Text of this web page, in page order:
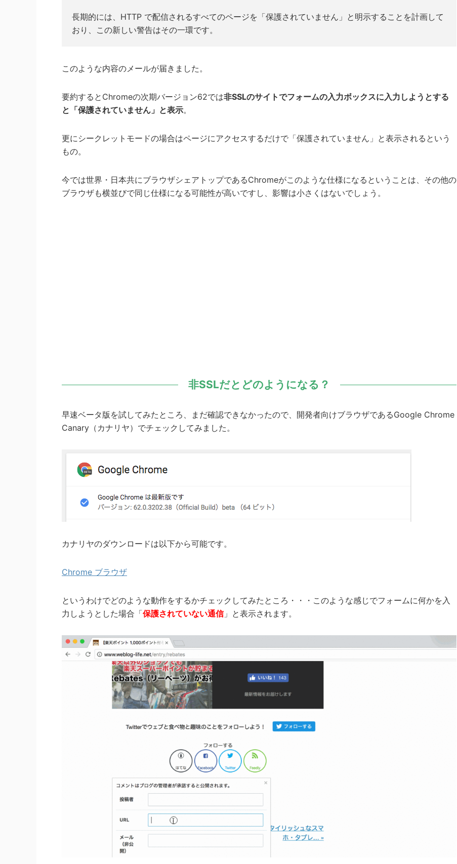
長期的には、HTTP で配信されるすべてのページを「保護されていません」と明示することを計画して
おり、この新しい警告はその一環です。
このような内容のメールが届きました。
要約するとChromeの次期バージョン62では非SSLのサイトでフォームの入力ボックスに入力しようとする
と「保護されていません」と表示。
更にシークレットモードの場合はページにアクセスするだけで「保護されていません」と表示されるという
もの。
今では世界・日本共にブラウザシェアトップであるChromeがこのような仕様になるということは、その他の
ブラウザも横並びで同じ仕様になる可能性が高いですし、影響は小さくはないでしょう。
非SSLだとどのようになる？
早速ベータ版を試してみたところ、まだ確認できなかったので、開発者向けブラウザであるGoogle Chrome
Canary（カナリヤ）でチェックしてみました。
カナリヤのダウンロードは以下から可能です。
Chrome ブラウザ
というわけでどのような動作をするかチェックしてみたところ・・・このような感じでフォームに何かを入
力しようとした場合「保護されていない通信」と表示されます。